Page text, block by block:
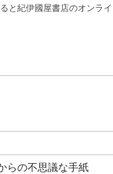
と紀伊國屋書店のオンラ
らの不思議な手紙